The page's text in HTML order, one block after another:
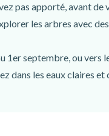
pas apporté, avant
les arbres avec
1er septembre, ou vers
dans les eaux claires